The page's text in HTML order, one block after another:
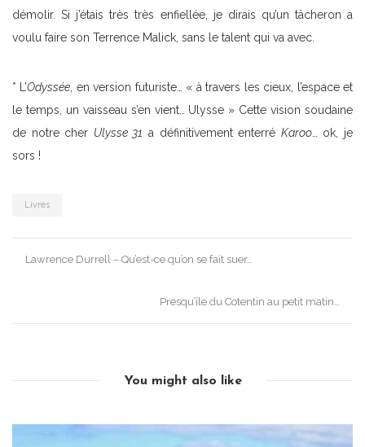
démolir. Si j’étais très très enfiellée, je dirais qu’un tâcheron a
voulu faire son Terrence Malick, sans le talent qui va avec.
* L’Odyssée , en version futuriste… « à travers les cieux, l’espace et
le temps, un vaisseau s’en vient… Ulysse » Cette vision soudaine
de notre cher Ulysse 31 a définitivement enterré Karoo… ok, je
sors !
Livres
Post
Lawrence Durrell – Qu’est-ce qu’on se fait suer…
Presqu’île du Cotentin au petit matin…
You might also like